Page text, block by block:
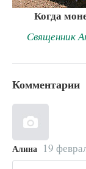
Когда
Священник
Комментарии
Алина 19